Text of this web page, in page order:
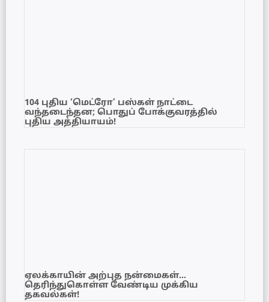
104 புதிய ‘மெட்ரோ’ பஸ்கள் நாட்டை
வந்தடைந்தன; பொதுப் போக்குவரத்தில்
புதிய அத்தியாயம்!
ஏலக்காயின் அற்புத நன்மைகள்…
தெரிந்துகொள்ள வேண்டிய முக்கிய
தகவல்கள்!